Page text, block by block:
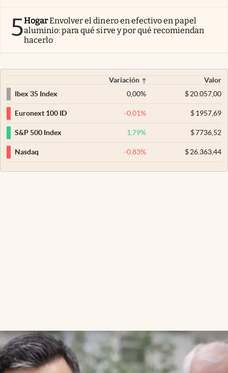
5HogarEnvolver el dinero en efectivo en papel
aluminio: para qué sirve y por qué recomiendan
hacerlo
Variación
Valor
Ibex 35 Index
0,00% $20.057,00
Euronext 100 ID -0,01% $1957,69
S&P 500 Index 1,79% $7736,52
Nasdaq -0,83% $26.363,44